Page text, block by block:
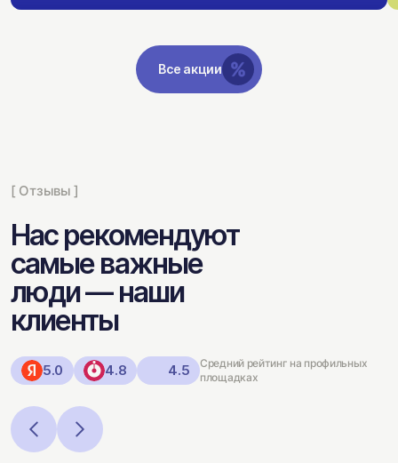
Все акции
[ Отзывы ]
Нас рекомендуют
самые важные
люди — наши
клиенты
5.0 4.8 4.5
Средний рейтинг на профильных
площадках